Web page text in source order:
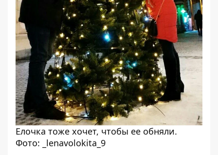
Елочка тоже хочет, чтобы ее обняли.
Фото: _lenavolokita_9